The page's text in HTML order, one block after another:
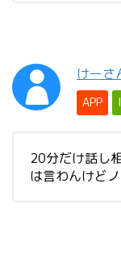
けーさ
APP
20分だけ話
は言わんけど